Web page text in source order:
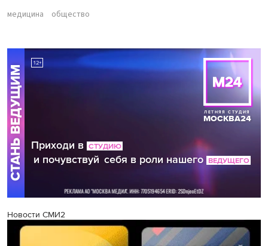
медицина общество
Новости СМИ2